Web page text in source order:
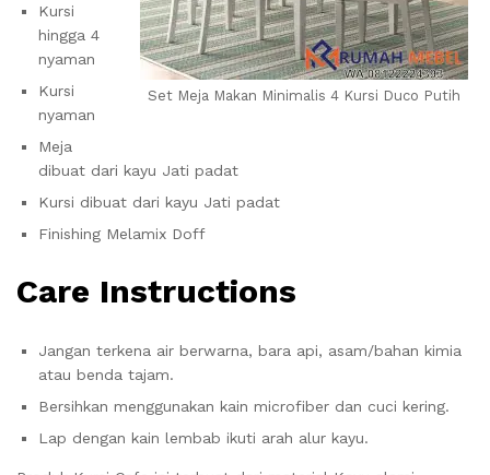
Set Meja Makan Minimalis 4 Kursi Duco Putih
Kursi
hingga 4
nyaman
Kursi
nyaman
Meja
dibuat dari kayu Jati padat
Kursi dibuat dari kayu Jati padat
Finishing Melamix Doff
Care Instructions
Jangan terkena air berwarna, bara api, asam/bahan kimia
atau benda tajam.
Bersihkan menggunakan kain microfiber dan cuci kering.
Lap dengan kain lembab ikuti arah alur kayu.